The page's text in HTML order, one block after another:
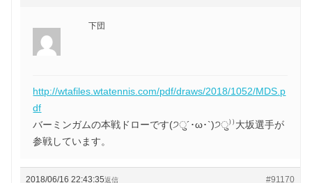
下団
http://wtafiles.wtatennis.com/pdf/draws/2018/1052/MDS.p
df
バーミンガムの本戦ドローです(੭ु´･ω･`)੭ु⁾⁾大坂選手が
参戦しています。
2018/06/16 22:43:35 #91170
返信